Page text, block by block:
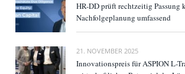
HR-DD prüft rechtzeitig
Nachfolgeplanung umfassend
21. NOVEMBER 2025
Innovationspreis für ASPION L-